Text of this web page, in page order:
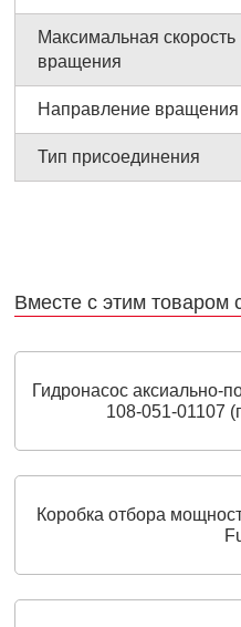
Максимальная скорость
вращения
Направление вращения
Тип присоединения
Вместе с этим товаром
Гидронасос аксиально-
108-051-01107
Коробка отбора